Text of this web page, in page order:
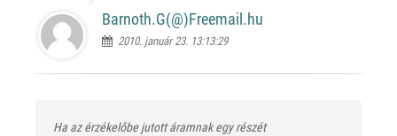
Barnoth.G(@)Freemail.hu
2010. január 23. 13:13:29
Ha az érzékelőbe jutott áramnak egy részét